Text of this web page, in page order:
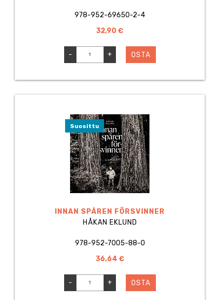
978-952-69650-2-4
32,90 €
- + OSTA
Suosittu
INNAN SPÅREN FÖRSVINNER
HÅKAN EKLUND
978-952-7005-88-0
36,64 €
- + OSTA